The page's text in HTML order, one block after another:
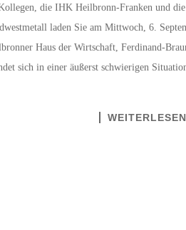
die IHK Heilbronn-Franken und
laden Sie am Mittwoch, 6.
Haus der Wirtschaft, Ferdinand-
sich in einer äußerst schwierigen
WEITERLESEN